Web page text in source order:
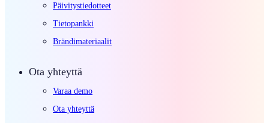
Päivitystiedotteet
Tietopankki
Brändimateriaalit
Ota yhteyttä
Varaa demo
Ota yhteyttä